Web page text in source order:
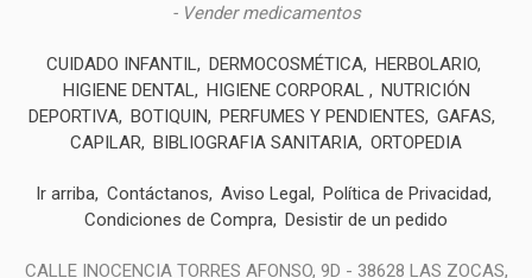
- Vender medicamentos
CUIDADO INFANTIL DERMOCOSMÉTICA HERBOLARIO
HIGIENE DENTAL HIGIENE CORPORAL
NUTRICIÓN
DEPORTIVA BOTIQUIN PERFUMES Y PENDIENTES
GAFAS
CAPILAR BIBLIOGRAFIA SANITARIA ORTOPEDIA
Ir arriba Contáctanos Aviso Legal
Política de Privacidad
Condiciones de Compra Desistir de un pedido
CALLE INOCENCIA TORRES AFONSO, 9D - 38628 LAS ZOCAS,